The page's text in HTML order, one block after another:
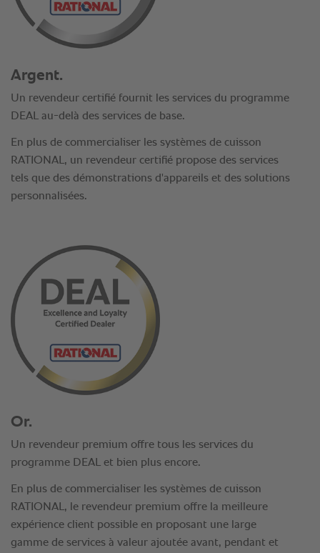
Argent.
Un revendeur certifié fournit les services du programme
DEAL au-delà des services de base.
En plus de commercialiser les systèmes de cuisson
RATIONAL, un revendeur certifié propose des services
tels que des démonstrations d'appareils et des solutions
personnalisées.
Or.
Un revendeur premium offre tous les services du
programme DEAL et bien plus encore.
En plus de commercialiser les systèmes de cuisson
RATIONAL, le revendeur premium offre la meilleure
expérience client possible en proposant une large
gamme de services à valeur ajoutée avant, pendant et